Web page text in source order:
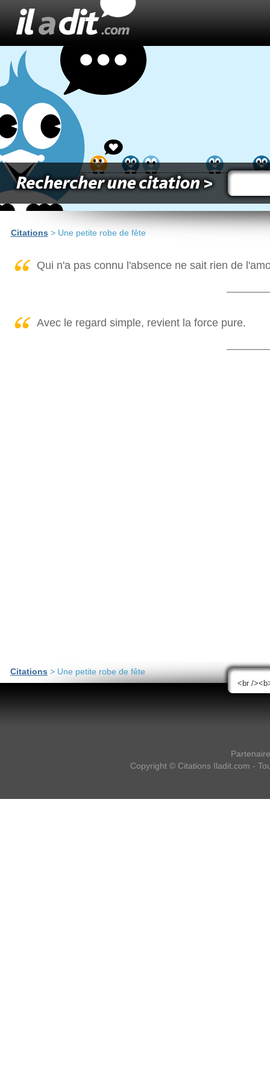
Citations > Une petite robe de fête
Qui n'a pas connu l'absence ne sait rien de
Avec le regard simple, revient la force pure.
Citations > Une petite robe de fête
Copyright © Citations Iladit.com -